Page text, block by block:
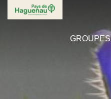
Aller
au
GROUPES